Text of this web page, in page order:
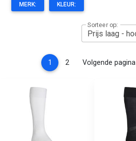
MERK: KLEUR:
Sorteer op:
1 (current)
2 Volgende pagina